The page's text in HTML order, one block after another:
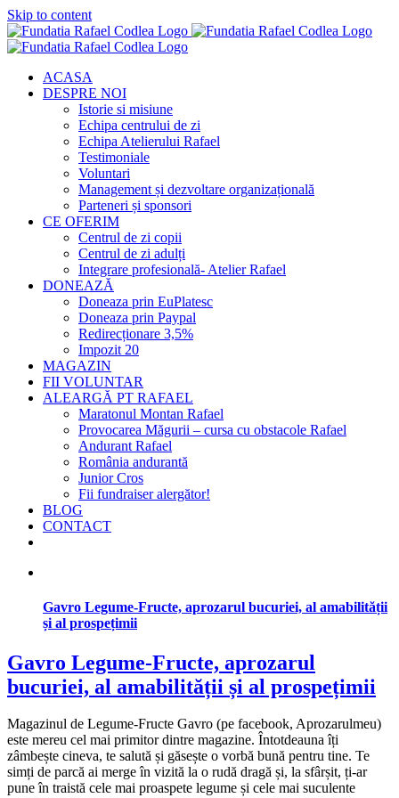
Skip to content
ACASA
DESPRE NOI
Istorie si misiune
Echipa centrului de zi
Echipa Atelierului Rafael
Testimoniale
Voluntari
Management și dezvoltare organizațională
Parteneri și sponsori
CE OFERIM
Centrul de zi copii
Centrul de zi adulți
Integrare profesională- Atelier Rafael
DONEAZĂ
Doneaza prin EuPlatesc
Doneaza prin Paypal
Redirecționare 3,5%
Impozit 20
MAGAZIN
FII VOLUNTAR
ALEARGĂ PT RAFAEL
Maratonul Montan Rafael
Provocarea Măgurii – cursa cu obstacole Rafael
Andurant Rafael
România andurantă
Junior Cros
Fii fundraiser alergător!
BLOG
CONTACT
Gavro Legume-Fructe, aprozarul bucuriei, al amabilității
și al prospețimii
Gavro Legume-Fructe, aprozarul
bucuriei, al amabilității și al prospețimii
Magazinul de Legume-Fructe Gavro (pe facebook, Aprozarulmeu)
este mereu cel mai primitor dintre magazine. Întotdeauna îți
zâmbește cineva, te salută și găsește o vorbă bună pentru tine. Te
simți de parcă ai merge în vizită la o rudă dragă și, la sfârșit, ți-ar
pune în traistă cele mai proaspete legume și cele mai suculente